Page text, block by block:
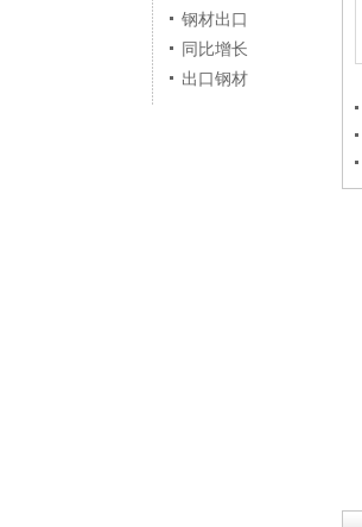
钢材出口
同比增长
出口钢材